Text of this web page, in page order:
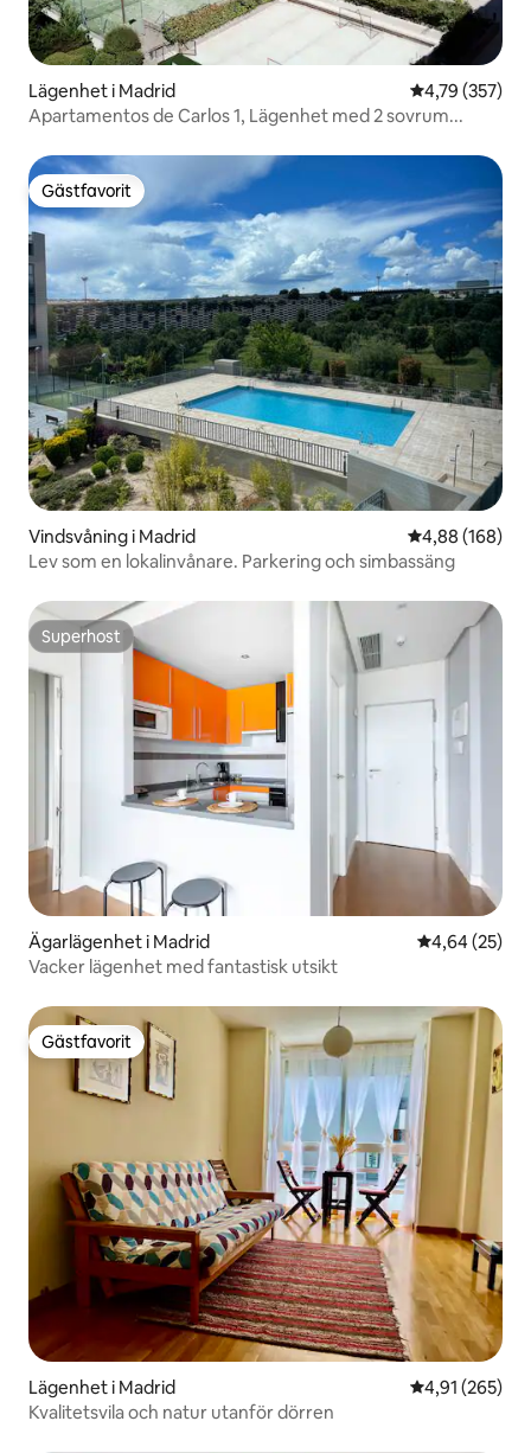
Lägenhet i Madrid 4,79 av 5 i
4,79 (357)
Apartamentos de Carlos 1, Lägenhet med 2 sovrum...
Gästfavorit
Gästfavorit
Vindsvåning i Madrid 4,88 av 5 i
4,88 (168)
Lev som en lokalinvånare. Parkering och simbassäng
Superhost
Superhost
Ägarlägenhet i Madrid 4,64 av 5 i
4,64 (25)
Vacker lägenhet med fantastisk utsikt
Gästfavorit
Gästfavorit
Lägenhet i Madrid 4,91 av 5 i
4,91 (265)
Kvalitetsvila och natur utanför dörren